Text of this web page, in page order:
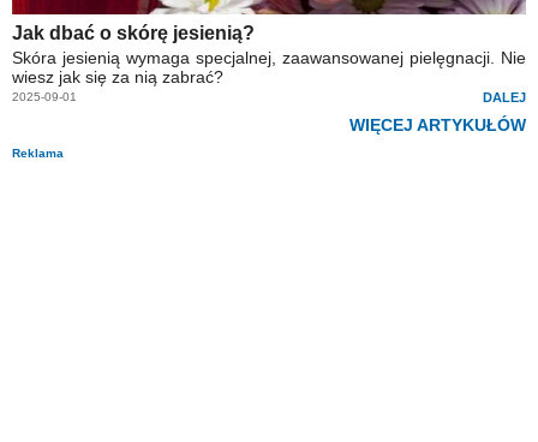
Jak dbać o skórę jesienią?
Skóra jesienią wymaga specjalnej, zaawansowanej pielęgnacji. Nie
wiesz jak się za nią zabrać?
2025-09-01 DALEJ
WIĘCEJ ARTYKUŁÓW
Reklama